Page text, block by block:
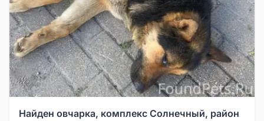
Найден овчарка, комплекс Солнечный, район